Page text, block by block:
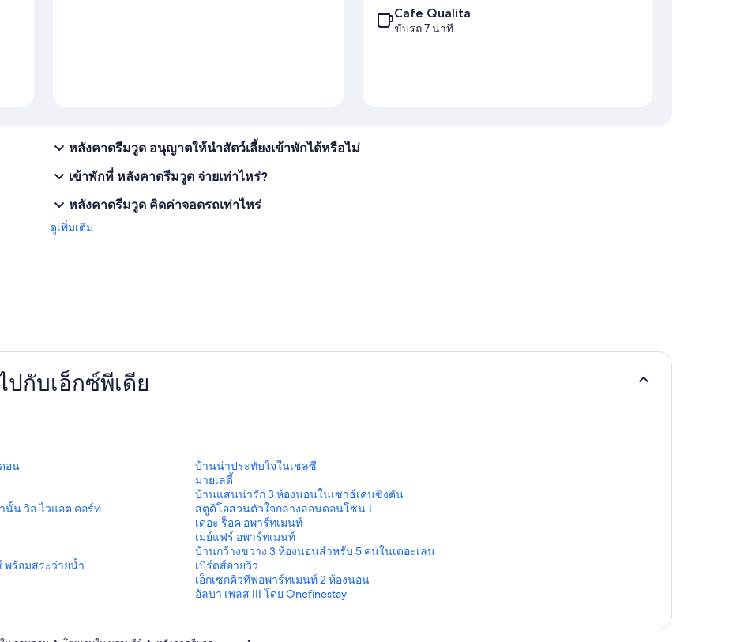
Cafe Qualita
ขับรถ 7 นาที
หลังคาดรีมวูด อนุญาตให้นำสัตว์เลี้ยงเข้าพักได้หรือไม่
เข้าพักที่ หลังคาดรีมวูด จ่ายเท่าไหร่?
หลังคาดรีมวูด คิดค่าจอดรถเท่าไหร่
ดูเพิ่มเติม
ปกับเอ็กซ์พีเดีย
อน บ้านน่าประทับใจในเชลซี
ลิ
ง
ก์
ม
า
ต
ร
ฐ
า
น
รั
มายเลดี้
ลิ
ง
ก์
ม
า
ต
ร
ฐ
า
ห
บ้านแสนน่ารัก 3 ห้องนอนในเซาธ์เคนซิงตัน
ลิ
ง
ก์
ม
า
ต
ร
ฐ
สำ
นั้น วิล ไวแอต คอร์ท สตูดิโอส่วนตัวใจกลางลอนดอนโซน 1
ลิ
ง
ก์
ม
า
ต
ร
น
เดอะ ร็อค อพาร์ทเมนท์
ลิ
ง
ก์
ม
า
ต
า
เมย์แฟร์ อพาร์ทเมนท์
ลิ
ง
ก์
ม
า
ฐ
บ้านกว้างขวาง 3 ห้องนอนสำหรับ 5 คนในเดอะเลน
ลิ
ง
ก์
ม
ร
พร้อมสระว่ายน้ำ เบิร์ดส์อายวิว
ลิ
ง
ก์
ต
เอ็กเซกคิวทีฟอพาร์ทเมนท์ 2 ห้องนอน
ลิ
ง
า
อัลบา เพลส III โดย Onefinestay
ลิ
ม